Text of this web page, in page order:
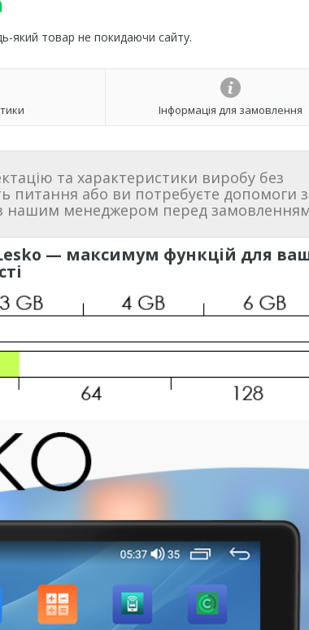
який товар не покидаючи сайту.
Інформація для замовлення
та характеристики виробу без
питання або ви потребуєте допомоги з
нашим менеджером перед
— максимум функцій для